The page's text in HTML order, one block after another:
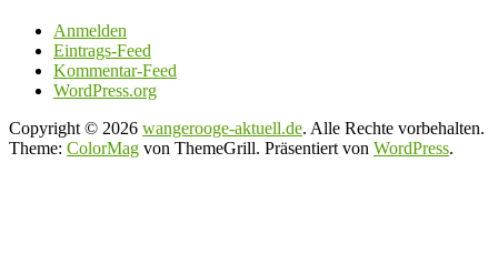
Anmelden
Eintrags-Feed
Kommentar-Feed
WordPress.org
Copyright © 2026 wangerooge-aktuell.de. Alle Rechte vorbehalten.
Theme: ColorMag von ThemeGrill. Präsentiert von WordPress.